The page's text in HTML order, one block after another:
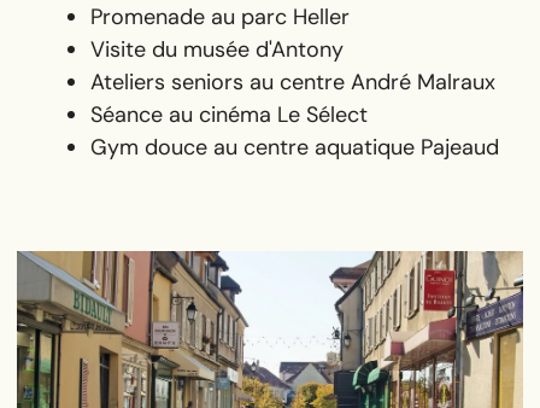
Promenade au parc Heller
Visite du musée d'Antony
Ateliers seniors au centre André Malraux
Séance au cinéma Le Sélect
Gym douce au centre aquatique Pajeaud